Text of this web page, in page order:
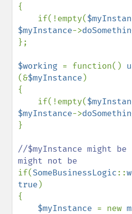
{
    if(!empty(
$myInstance->
};
$working = function()
(&$myInstance )
{
    if(!empty(
$myInstance->
}
//$myInstance might
if(SomeBusinessLogic::
true )
{
$myInstance = new